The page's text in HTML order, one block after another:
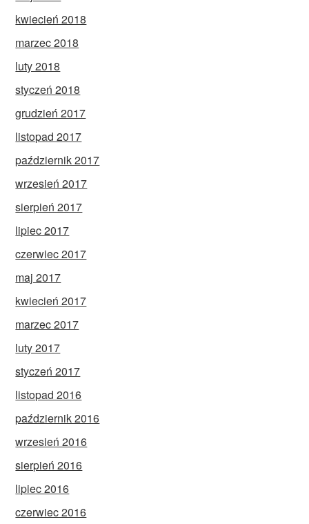
kwiecień 2018
marzec 2018
luty 2018
styczeń 2018
grudzień 2017
listopad 2017
październik 2017
wrzesień 2017
sierpień 2017
lipiec 2017
czerwiec 2017
maj 2017
kwiecień 2017
marzec 2017
luty 2017
styczeń 2017
listopad 2016
październik 2016
wrzesień 2016
sierpień 2016
lipiec 2016
czerwiec 2016